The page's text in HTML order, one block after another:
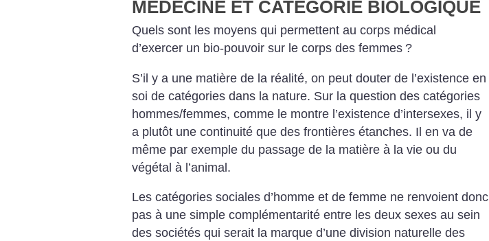
MÉDECINE ET CATÉGORIE BIOLOGIQUE
Quels sont les moyens qui permettent au corps médical
d’exercer un bio-pouvoir sur le corps des femmes ?
S’il y a une matière de la réalité, on peut douter de l’existence en
soi de catégories dans la nature. Sur la question des catégories
hommes/femmes, comme le montre l’existence d’intersexes, il y
a plutôt une continuité que des frontières étanches. Il en va de
même par exemple du passage de la matière à la vie ou du
végétal à l’animal.
Les catégories sociales d’homme et de femme ne renvoient donc
pas à une simple complémentarité entre les deux sexes au sein
des sociétés qui serait la marque d’une division naturelle des